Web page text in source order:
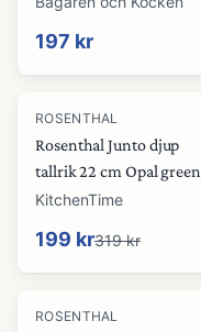
197 kr
-38%
ROSENTHAL
Rosenthal Junto djup
tallrik 22 cm Opal green
KitchenTime
199 kr319 kr
ROSENTHAL